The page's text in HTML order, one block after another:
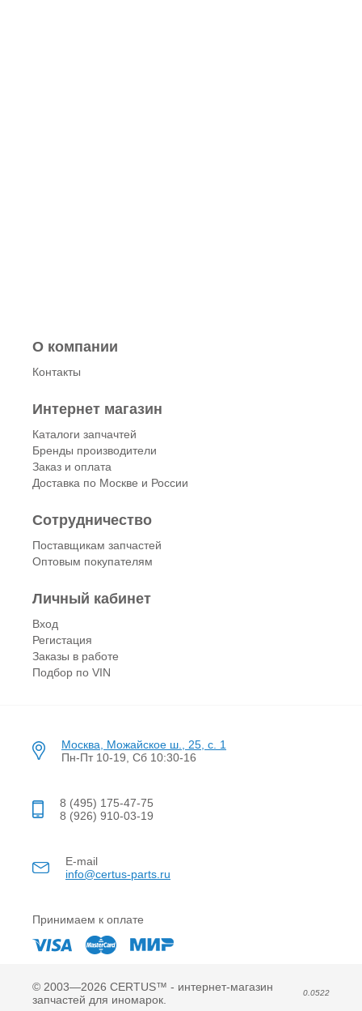
О компании
Контакты
Интернет магазин
Каталоги запчачтей
Бренды производители
Заказ и оплата
Доставка по Москве и России
Сотрудничество
Поставщикам запчастей
Оптовым покупателям
Личный кабинет
Вход
Регистация
Заказы в работе
Подбор по VIN
Москва, Можайское ш., 25, с. 1
Пн-Пт 10-19, Сб 10:30-16
8 (495) 175-47-75
8 (926) 910-03-19
E-mail
info@certus-parts.ru
Принимаем к оплате
© 2003—2026 CERTUS™ - интернет-магазин
запчастей для иномарок.
0.0522